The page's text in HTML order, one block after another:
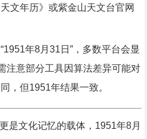
文年历》或紫金山天文台官网
年8月31日”，多数平台会显
注意部分工具因算法差异可能对
，但1951年结果一致。
是文化记忆的载体，1951年8月